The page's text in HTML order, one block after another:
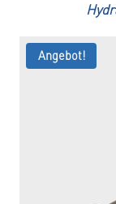
Angebot!